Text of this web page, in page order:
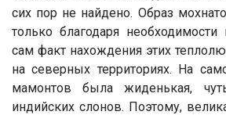
сих пор не найдено. Образ
только благодаря необходимости
сам факт нахождения этих
на северных территориях. На
мамонтов была жиденькая,
индийских слонов. Поэтому,